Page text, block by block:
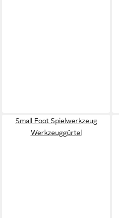
Small Foot Spielwerkzeug
Werkzeuggürtel